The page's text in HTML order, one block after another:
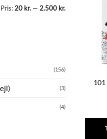
Pris:20 kr.— 2.500 kr.
(156)
(3)
(4)